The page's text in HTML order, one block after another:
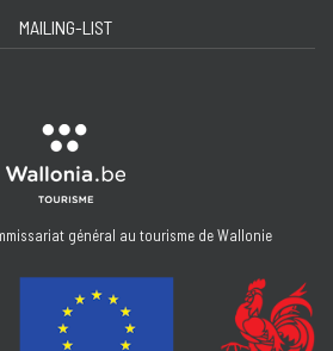
MAILING-LIST
général au tourisme de Wallonie